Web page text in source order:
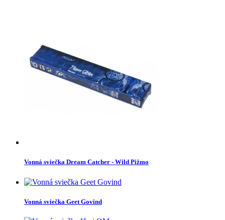
Vonná sviečka Dream Catcher - Wild Pižmo
Vonná sviečka Geet Govind